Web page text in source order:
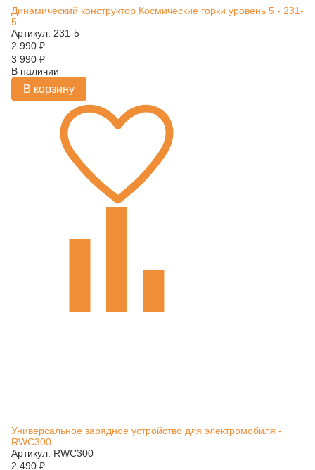
Динамический конструктор Космические горки уровень 5 - 231-
5
Артикул: 231-5
2 990 ₽
3 990 ₽
В наличии
В корзину
Универсальное зарядное устройство для электромобиля -
RWC300
Артикул: RWC300
2 490 ₽